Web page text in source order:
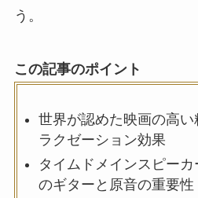
う。
この記事のポイント
世界が認めた映画の高い
ラクゼーション効果
タイムドメインスピー
のギターと原音の重要性